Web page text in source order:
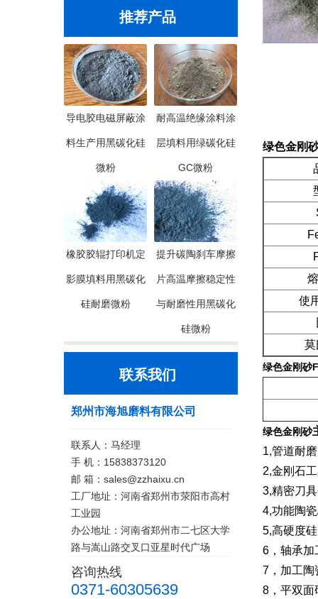
推荐产品
导电胶电磁屏蔽涂
料生产用黑碳化硅
微粉
耐高温绝缘涂料涂
层填料用绿碳化硅
GC微粉
橡胶胶辊打印机定
影膜填料用黑碳化
硅耐磨微粉
提升碳陶刹车摩擦
片高温摩擦稳定性
与耐磨性用黑碳化
硅微粉
联系我们
郑州市海旭磨料有限公司
联系人：马经理
手 机：15838373120
邮 箱：sales@zzhaixu.cn
工厂地址：河南省郑州市荥阳市高村
工业园
办公地址：河南省郑州市二七区大学
路与嵩山路交叉口亚星时代广场
咨询热线
0371-60305639
绿色金刚
品
型
熔
使用
比
莫氏
绿色金刚砂
绿色金刚砂
1,管道耐
2,金刚石
3,精密刀
4,功能陶
5,高硬度
6，轴承加
7，加工陶
8，平双面